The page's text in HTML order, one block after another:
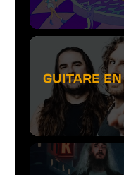
GUITARE